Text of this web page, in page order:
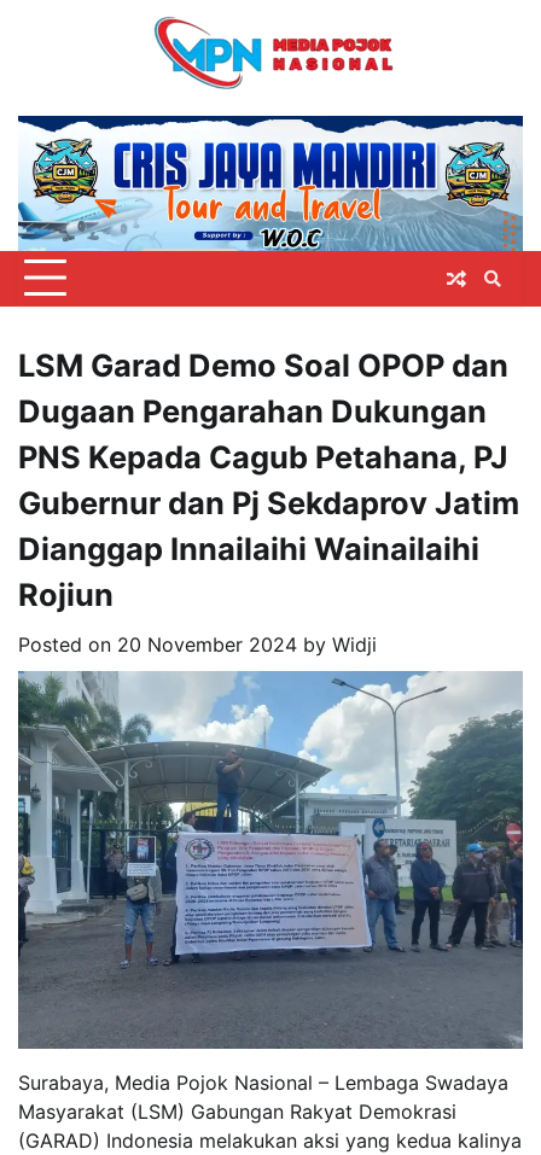
LSM Garad Demo Soal OPOP dan
Dugaan Pengarahan Dukungan
PNS Kepada Cagub Petahana, PJ
Gubernur dan Pj Sekdaprov Jatim
Dianggap Innailaihi Wainailaihi
Rojiun
Posted on 20 November 2024 by Widji
Surabaya, Media Pojok Nasional – Lembaga Swadaya
Masyarakat (LSM) Gabungan Rakyat Demokrasi
(GARAD) Indonesia melakukan aksi yang kedua kalinya